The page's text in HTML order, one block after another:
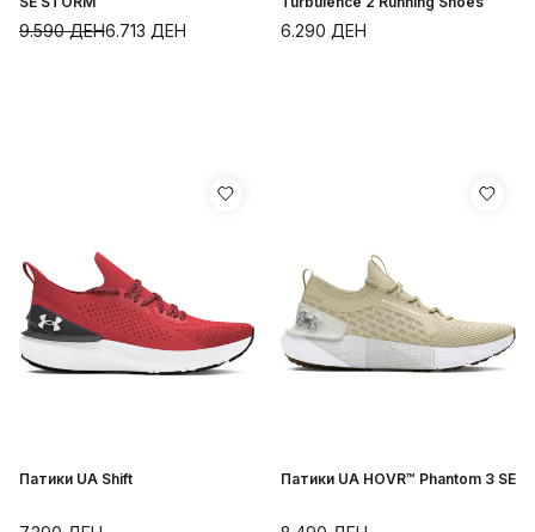
6.713 ДЕН
9.590ДЕН 6.290 ДЕН
Патики UA Shift Патики UA HOVR™ Phantom 3 SE